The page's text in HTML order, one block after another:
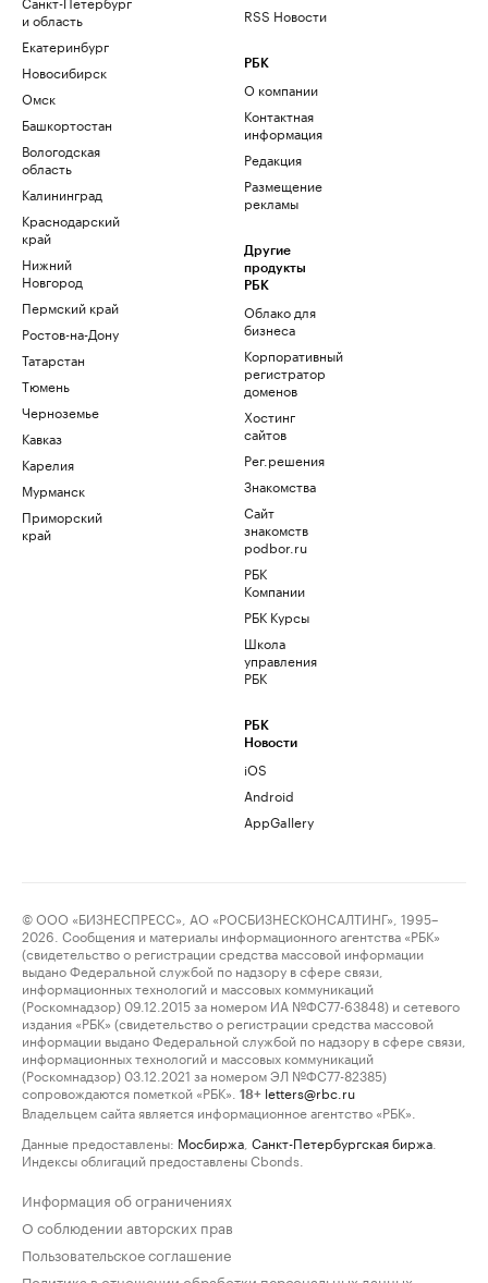
и область
Екатеринбург
Новосибирск
Омск
Башкортостан
Вологодская
область
Калининград
Краснодарский
край
Нижний
Новгород
Пермский край
Ростов-на-Дону
Татарстан
Тюмень
Черноземье
Кавказ
Карелия
Мурманск
Приморский
край
RSS Новости
РБК
О компании
Контактная
информация
Редакция
Размещение
рекламы
Другие
продукты
РБК
Облако для
бизнеса
Корпоративный
регистратор
доменов
Хостинг
сайтов
Рег.решения
Знакомства
Сайт
знакомств
podbor.ru
РБК
Компании
РБК Курсы
Школа
управления
РБК
РБК
Новости
iOS
Android
AppGallery
© ООО «БИЗНЕСПРЕСС», АО «РОСБИЗНЕСКОНСАЛТИНГ», 1995–
2026. Сообщения и материалы информационного агентства «РБК»
(свидетельство о регистрации средства массовой информации
выдано Федеральной службой по надзору в сфере связи,
информационных технологий и массовых коммуникаций
(Роскомнадзор) 09.12.2015 за номером ИА №ФС77-63848) и сетевого
издания «РБК» (свидетельство о регистрации средства массовой
информации выдано Федеральной службой по надзору в сфере связи,
информационных технологий и массовых коммуникаций
(Роскомнадзор) 03.12.2021 за номером ЭЛ №ФС77-82385)
сопровождаются пометкой «РБК».
18+ letters@rbc.ru
Владельцем сайта является информационное агентство «РБК».
Данные предоставлены: Мосбиржа Санкт-Петербургская биржа
Индексы облигаций предоставлены Cbonds.
Информация об ограничениях
О соблюдении авторских прав
Пользовательское соглашение